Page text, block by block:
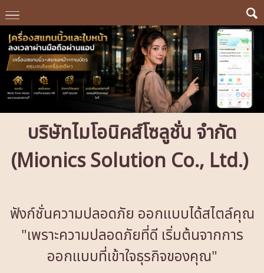
บริษัทไมโอนิคส์โซลูชั่น จำกัด
(Mionics Solution Co., Ltd.)
ฟังก์ชั่นความปลอดภัย ออกแบบได้สไตล์คุณ
"เพราะความปลอดภัยที่ดี เริ่มต้นจากการ
ออกแบบที่เข้าใจธุรกิจของคุณ"